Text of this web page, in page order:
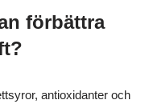
förbättra
antioxidanter och